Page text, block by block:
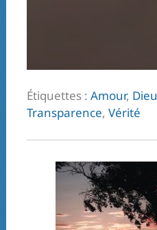
Étiquettes :Amour, Dieu
Transparence,Vérité